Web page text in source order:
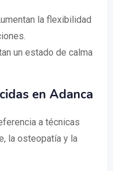
la flexibilidad
un estado de calma
en Adanca
a técnicas
la osteopatía y la